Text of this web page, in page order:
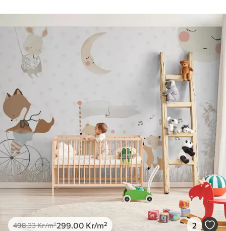
Standard
498.33 /m²
Premium
631
Premiumvinyl
725.00435.00Kr/m²
Peel and Stick
900.00540 .00Kr/m²
498.33Kr/m²299.00 Kr/m² 2